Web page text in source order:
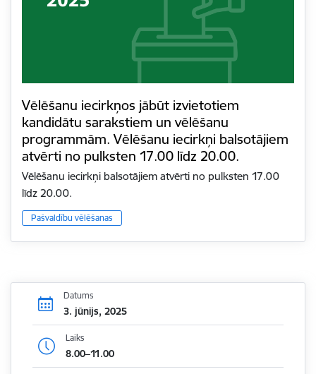
Vēlēšanu iecirkņos jābūt izvietotiem
kandidātu sarakstiem un vēlēšanu
programmām. Vēlēšanu iecirkņi balsotājiem
atvērti no pulksten 17.00 līdz 20.00.
Vēlēšanu iecirkņi balsotājiem atvērti no pulksten 17.00
līdz 20.00.
Pašvaldību vēlēšanas
Datums
3. jūnijs, 2025
Laiks
8.00–11.00